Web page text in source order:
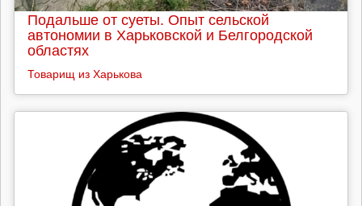
Подальше от суеты. Опыт сельской
автономии в Харьковской и Белгородской
областях
Товарищ из Харькова